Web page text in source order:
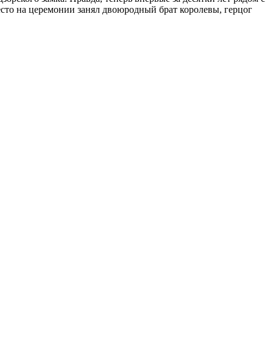
на церемонии занял двоюродный брат королевы, герцог